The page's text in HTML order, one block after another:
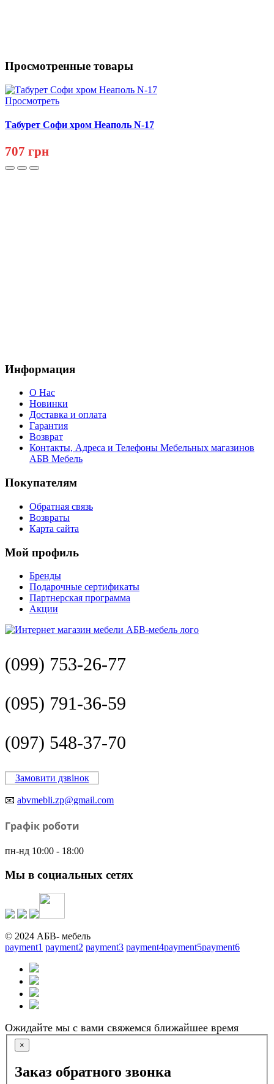
Просмотренные товары
Просмотреть
Табурет Софи хром Неаполь N-17
707 грн
Информация
О Нас
Новинки
Доставка и оплата
Гарантия
Возврат
Контакты, Адреса и Телефоны Мебельных магазинов
АБВ Мебель
Покупателям
Обратная связь
Возвраты
Карта сайта
Мой профиль
Бренды
Подарочные сертификаты
Партнерская программа
Акции
(099) 753-26-77
(095) 791-36-59
(097) 548-37-70
Замовити дзвінок
📧 abvmebli.zp@gmail.com
Графік роботи
пн-нд 10:00 - 18:00
Мы в социальных сетях
© 2024 АБВ- мебель
payment1 payment2 payment3 payment4payment5payment6
Ожидайте мы с вами свяжемся ближайшее время
×
Заказ обратного звонка